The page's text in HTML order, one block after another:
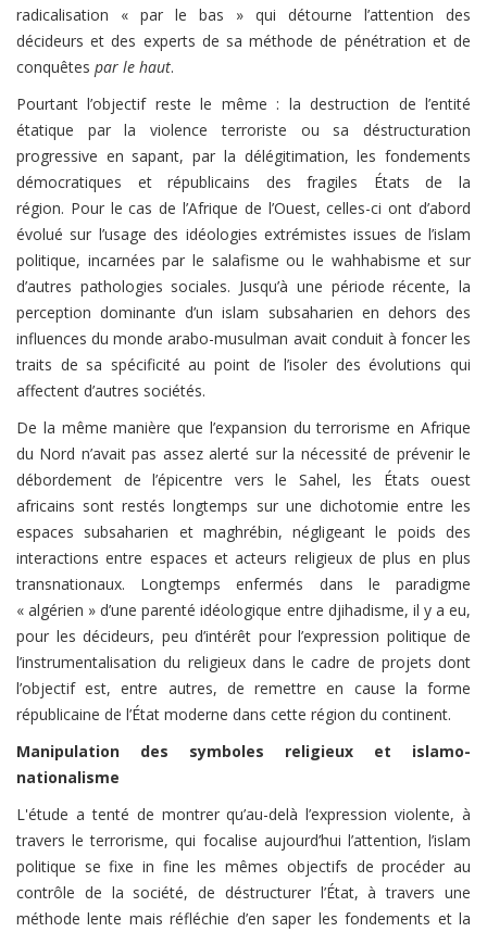
radicalisation « par le bas » qui détourne l’attention des
décideurs et des experts de sa méthode de pénétration et de
conquêtes par le haut.
Pourtant l’objectif reste le même : la destruction de l’entité
étatique par la violence terroriste ou sa déstructuration
progressive en sapant, par la délégitimation, les fondements
démocratiques et républicains des fragiles États de la
région. Pour le cas de l’Afrique de l’Ouest, celles-ci ont d’abord
évolué sur l’usage des idéologies extrémistes issues de l’islam
politique, incarnées par le salafisme ou le wahhabisme et sur
d’autres pathologies sociales. Jusqu’à une période récente, la
perception dominante d’un islam subsaharien en dehors des
influences du monde arabo-musulman avait conduit à foncer les
traits de sa spécificité au point de l’isoler des évolutions qui
affectent d’autres sociétés.
De la même manière que l’expansion du terrorisme en Afrique
du Nord n’avait pas assez alerté sur la nécessité de prévenir le
débordement de l’épicentre vers le Sahel, les États ouest
africains sont restés longtemps sur une dichotomie entre les
espaces subsaharien et maghrébin, négligeant le poids des
interactions entre espaces et acteurs religieux de plus en plus
transnationaux. Longtemps enfermés dans le paradigme
« algérien » d’une parenté idéologique entre djihadisme, il y a eu,
pour les décideurs, peu d’intérêt pour l’expression politique de
l’instrumentalisation du religieux dans le cadre de projets dont
l’objectif est, entre autres, de remettre en cause la forme
républicaine de l’État moderne dans cette région du continent.
Manipulation des symboles religieux et islamo-
nationalisme
L'étude a tenté de montrer qu’au-delà l’expression violente, à
travers le terrorisme, qui focalise aujourd’hui l’attention, l’islam
politique se fixe in fine les mêmes objectifs de procéder au
contrôle de la société, de déstructurer l’État, à travers une
méthode lente mais réfléchie d’en saper les fondements et la